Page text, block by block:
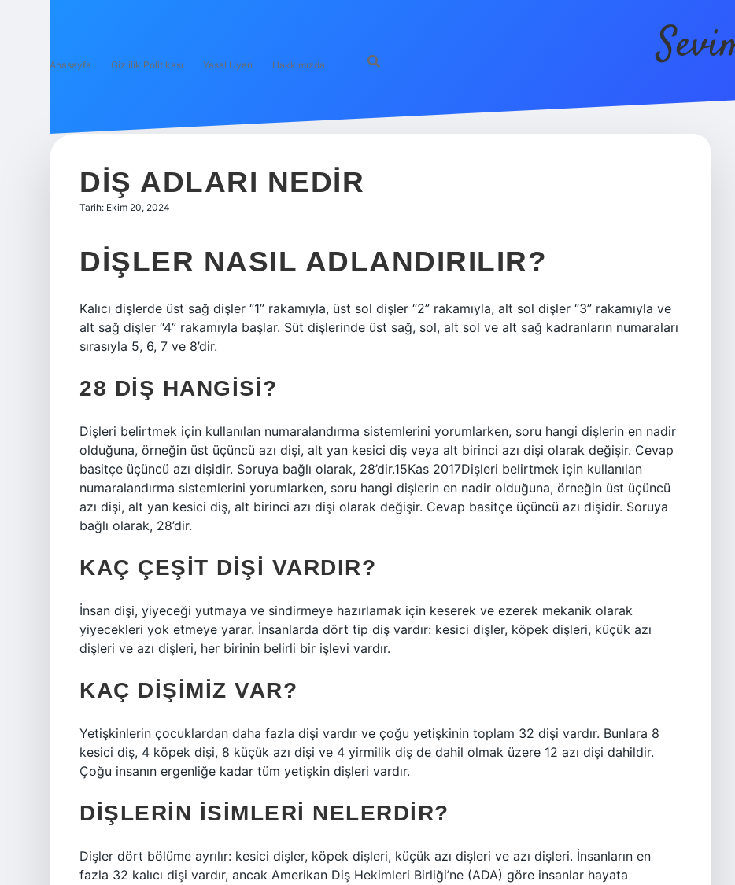
Anasayfa Gizlilik Politikası Yasal Uyarı Hakkımızda
DIŞ ADLARI NEDIR
Tarih: Ekim 20, 2024
DIŞLER NASIL ADLANDIRILIR?
Kalıcı dişlerde üst sağ dişler “1” rakamıyla, üst sol dişler “2” rakamıyla, alt sol dişler “3” rakamıyla ve
alt sağ dişler “4” rakamıyla başlar. Süt dişlerinde üst sağ, sol, alt sol ve alt sağ kadranların numaraları
sırasıyla 5, 6, 7 ve 8’dir.
28 DIŞ HANGISI?
Dişleri belirtmek için kullanılan numaralandırma sistemlerini yorumlarken, soru hangi dişlerin en nadir
olduğuna, örneğin üst üçüncü azı dişi, alt yan kesici diş veya alt birinci azı dişi olarak değişir. Cevap
basitçe üçüncü azı dişidir. Soruya bağlı olarak, 28’dir.15Kas 2017Dişleri belirtmek için kullanılan
numaralandırma sistemlerini yorumlarken, soru hangi dişlerin en nadir olduğuna, örneğin üst üçüncü
azı dişi, alt yan kesici diş, alt birinci azı dişi olarak değişir. Cevap basitçe üçüncü azı dişidir. Soruya
bağlı olarak, 28’dir.
KAÇ ÇEŞIT DIŞI VARDIR?
İnsan dişi, yiyeceği yutmaya ve sindirmeye hazırlamak için keserek ve ezerek mekanik olarak
yiyecekleri yok etmeye yarar. İnsanlarda dört tip diş vardır: kesici dişler, köpek dişleri, küçük azı
dişleri ve azı dişleri, her birinin belirli bir işlevi vardır.
KAÇ DIŞIMIZ VAR?
Yetişkinlerin çocuklardan daha fazla dişi vardır ve çoğu yetişkinin toplam 32 dişi vardır. Bunlara 8
kesici diş, 4 köpek dişi, 8 küçük azı dişi ve 4 yirmilik diş de dahil olmak üzere 12 azı dişi dahildir.
Çoğu insanın ergenliğe kadar tüm yetişkin dişleri vardır.
DIŞLERIN ISIMLERI NELERDIR?
Dişler dört bölüme ayrılır: kesici dişler, köpek dişleri, küçük azı dişleri ve azı dişleri. İnsanların en
fazla 32 kalıcı dişi vardır, ancak Amerikan Diş Hekimleri Birliği’ne (ADA) göre insanlar hayata